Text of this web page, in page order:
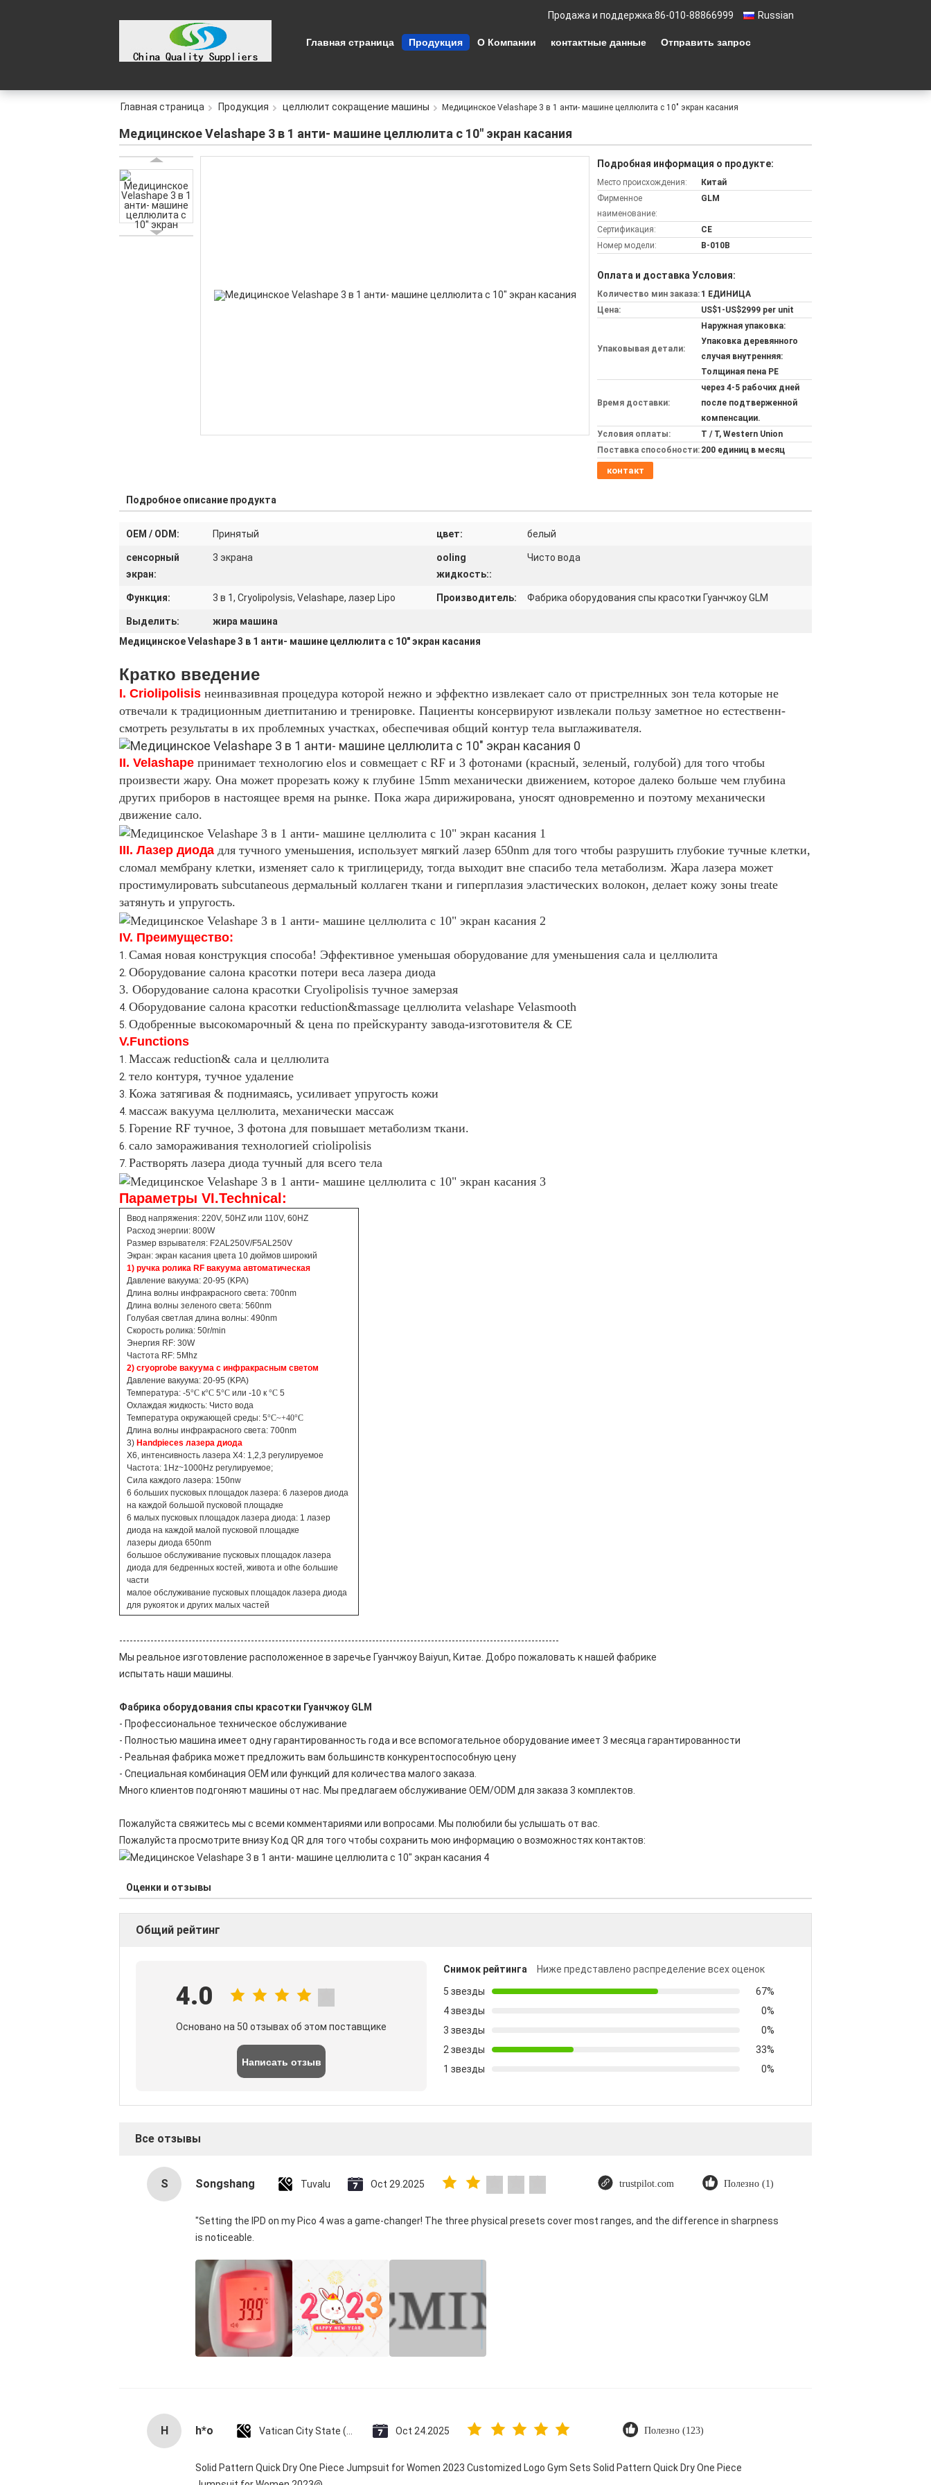
Russian
Продажа и поддержка:86-010-88866999
Главная страница Продукция О Компании контактные данные Отправить запрос
Главная страница Продукция целлюлит сокращение машины Медицинское Velashape 3 в 1 анти- машине целлюлита с 10" экран касания
Медицинское Velashape 3 в 1 анти- машине целлюлита с 10" экран касания
Подробная информация о продукте:
Место происхождения:
Китай
Фирменное
наименование:
GLM
Сертификация:
CE
Номер модели:
B-010B
Оплата и доставка Условия:
Количество мин заказа: 1 ЕДИНИЦА
Цена:
US$1-US$2999 per unit
Упаковывая детали:
Наружная упаковка:
Упаковка деревянного
случая внутренняя:
Толщиная пена PE
Время доставки:
через 4-5 рабочих дней
после подтверженной
компенсации.
Условия оплаты:
T / T, Western Union
Поставка способности: 200 единиц в месяц
контакт
Подробное описание продукта
OEM / ODM: Принятый цвет: белый
сенсорный
экран:
3 экрана
ooling
жидкость::
Чисто вода
Функция: 3 в 1, Cryolipolysis, Velashape, лазер Lipo Производитель: Фабрика оборудования спы красотки Гуанчжоу GLM
Выделить:
жира машина
Медицинское Velashape 3 в 1 анти- машине целлюлита с 10" экран касания
Кратко введение
I. Criolipolisis неинвазивная процедура которой нежно и эффектно извлекает сало от пристрелнных зон тела которые не
отвечали к традиционным диетпитанию и тренировке. Пациенты консервируют извлекали пользу заметное но естественн-
смотреть результаты в их проблемных участках, обеспечивая общий контур тела выглаживателя.
II. Velashape принимает технологию elos и совмещает с RF и 3 фотонами (красный, зеленый, голубой) для того чтобы
произвести жару. Она может прорезать кожу к глубине 15mm механически движением, которое далеко больше чем глубина
других приборов в настоящее время на рынке. Пока жара дирижирована, уносят одновременно и поэтому механически
движение сало.
III. Лазер диода для тучного уменьшения, использует мягкий лазер 650nm для того чтобы разрушить глубокие тучные клетки,
сломал мембрану клетки, изменяет сало к триглицериду, тогда выходит вне спасибо тела метаболизм. Жара лазера может
простимулировать subcutaneous дермальный коллаген ткани и гиперплазия эластических волокон, делает кожу зоны treate
затянуть и упругость.
IV. Преимущество:
1. Самая новая конструкция способа! Эффективное уменьшая оборудование для уменьшения сала и целлюлита
2. Оборудование салона красотки потери веса лазера диода
3. Оборудование салона красотки Cryolipolisis тучное замерзая
4. Оборудование салона красотки reduction&massage целлюлита velashape Velasmooth
5. Одобренные высокомарочный & цена по прейскуранту завода-изготовителя & CE
V.Functions
1. Массаж reduction& сала и целлюлита
2. тело контуря, тучное удаление
3. Кожа затягивая & поднимаясь, усиливает упругость кожи
4. массаж вакуума целлюлита, механически массаж
5. Горение RF тучное, 3 фотона для повышает метаболизм ткани.
6. сало замораживания технологией criolipolisis
7. Растворять лазера диода тучный для всего тела
Параметры VI.Technical:
Ввод напряжения: 220V, 50HZ или 110V, 60HZ
Расход энергии: 800W
Размер взрывателя: F2AL250V/F5AL250V
Экран: экран касания цвета 10 дюймов широкий
1) ручка ролика RF вакуума автоматическая
Давление вакуума: 20-95 (KPA)
Длина волны инфракрасного света: 700nm
Длина волны зеленого света: 560nm
Голубая светлая длина волны: 490nm
Скорость ролика: 50r/min
Энергия RF: 30W
Частота RF: 5Mhz
2) cryoprobe вакуума с инфракрасным светом
Давление вакуума: 20-95 (KPA)
Температура: -5°C к°C 5°C или -10 к °C 5
Охлаждая жидкость: Чисто вода
Температура окружающей среды: 5°C~+40°C
Длина волны инфракрасного света: 700nm
3) Handpieces лазера диода
X6, интенсивность лазера X4: 1,2,3 регулируемое
Частота: 1Hz~1000Hz регулируемое;
Сила каждого лазера: 150nw
6 больших пусковых площадок лазера: 6 лазеров диода
на каждой большой пусковой площадке
6 малых пусковых площадок лазера диода: 1 лазер
диода на каждой малой пусковой площадке
лазеры диода 650nm
большое обслуживание пусковых площадок лазера
диода для бедренных костей, живота и othe большие
части
малое обслуживание пусковых площадок лазера диода
для рукояток и других малых частей
-------------------------------------------------------------------------------------------------------------------------------
Мы реальное изготовление расположенное в заречье Гуанчжоу Baiyun, Китае. Добро пожаловать к нашей фабрике
испытать наши машины.
Фабрика оборудования спы красотки Гуанчжоу GLM
- Профессиональное техническое обслуживание
- Полностью машина имеет одну гарантированность года и все вспомогательное оборудование имеет 3 месяца гарантированности
- Реальная фабрика может предложить вам большинств конкурентоспособную цену
- Специальная комбинация OEM или функций для количества малого заказа.
Много клиентов подгоняют машины от нас. Мы предлагаем обслуживание OEM/ODM для заказа 3 комплектов.
Пожалуйста свяжитесь мы с всеми комментариями или вопросами. Мы полюбили бы услышать от вас.
Пожалуйста просмотрите внизу Код QR для того чтобы сохранить мою информацию о возможностях контактов:
Оценки и отзывы
Общий рейтинг
4.0
Основано на 50 отзывах об этом поставщике
Написать отзыв
Снимок рейтинга
Ниже представлено распределение всех оценок
5 звезды
67%
4 звезды
0%
3 звезды
0%
2 звезды
33%
1 звезды
0%
Все отзывы
S Songshang Tuvalu Oct 29.2025 trustpilot.com Полезно (1)
"Setting the IPD on my Pico 4 was a game-changer! The three physical presets cover most ranges, and the difference in sharpness
is noticeable.
H h*o Oct 24.2025 Полезно (123)
Solid Pattern Quick Dry One Piece Jumpsuit for Women 2023 Customized Logo Gym Sets Solid Pattern Quick Dry One Piece